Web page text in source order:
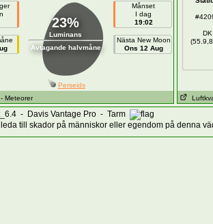
23%
Luminans
Avtagande halvmåne
Månset
I dag
19:02
Nästa New Moon
Ons 12 Aug
Perseids
- Meteorer
DK
- Davis Vantage Pro - Tarm
till skador på människor eller egendom på denna